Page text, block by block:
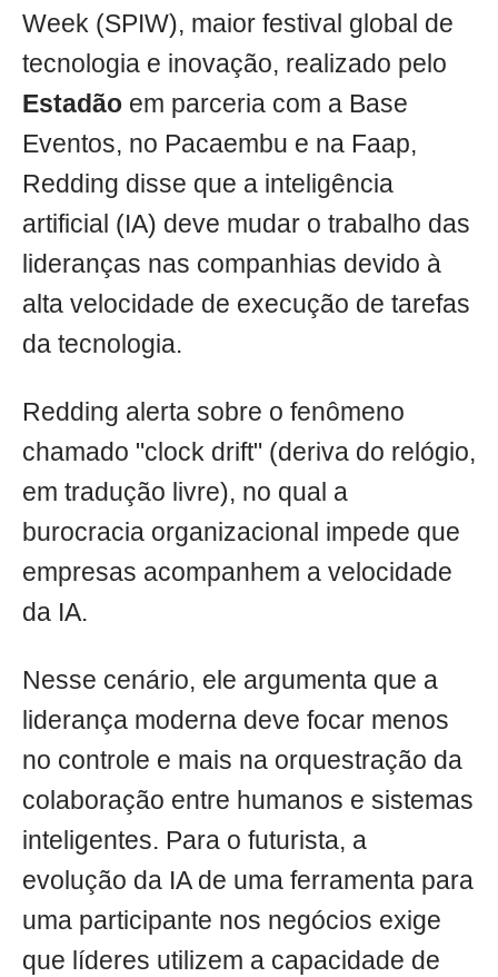
Week (SPIW), maior festival global de
tecnologia e inovação, realizado pelo
Estadão em parceria com a Base
Eventos, no Pacaembu e na Faap,
Redding disse que a inteligência
artificial (IA) deve mudar o trabalho das
lideranças nas companhias devido à
alta velocidade de execução de tarefas
da tecnologia.
Redding alerta sobre o fenômeno
chamado "clock drift" (deriva do relógio,
em tradução livre), no qual a
burocracia organizacional impede que
empresas acompanhem a velocidade
da IA.
Nesse cenário, ele argumenta que a
liderança moderna deve focar menos
no controle e mais na orquestração da
colaboração entre humanos e sistemas
inteligentes. Para o futurista, a
evolução da IA de uma ferramenta para
uma participante nos negócios exige
que líderes utilizem a capacidade de